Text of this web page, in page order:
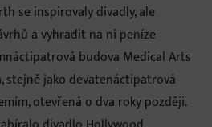
se inspirovaly divadly, ale
a vyhradit na ni peníze
budova Medical Arts
stejně jako devatenáctipatrová
otevřená o dva roky později.